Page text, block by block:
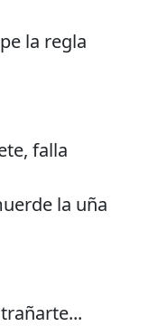
la regla
falla
la uña